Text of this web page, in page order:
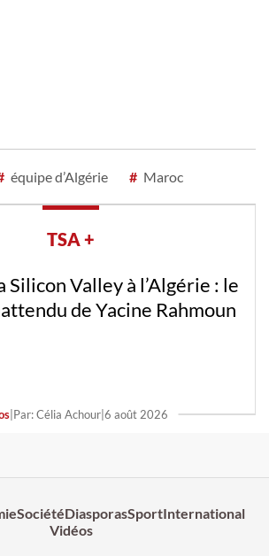
équipe d’Algérie # Maroc
TSA +
Silicon Valley à l’Algérie : le
de Yacine Rahmoun
| Par: Célia Achour| 6 août 2026
SociétéDiasporasSportInternational
Vidéos